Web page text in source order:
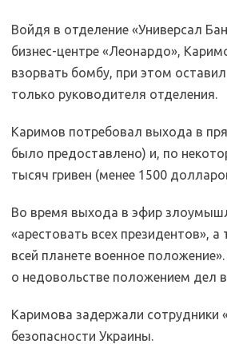
Войдя в отделение «Универсал
бизнес-центре «Леонардо»,
взорвать бомбу, при этом
только руководителя отделения.
Каримов потребовал выхода в
было предоставлено) и, по
тысяч гривен (менее 1500
Во время выхода в эфир
«арестовать всех президентов», а
всей планете военное
о недовольстве положением дел в
Каримова задержали
безопасности Украины.